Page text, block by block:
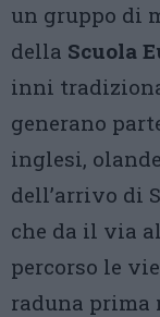
un gruppo di
della Scuola
inni
generano
inglesi,
dell’arrivo di
che da il via
percorso le
raduna prima